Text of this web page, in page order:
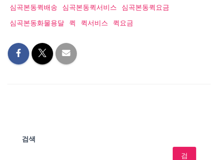
심곡본동퀵배송
심곡본동퀵서비스
심곡본동퀵요금
심곡본동화물용달
퀵 퀵서비스 퀵요금
검색
검